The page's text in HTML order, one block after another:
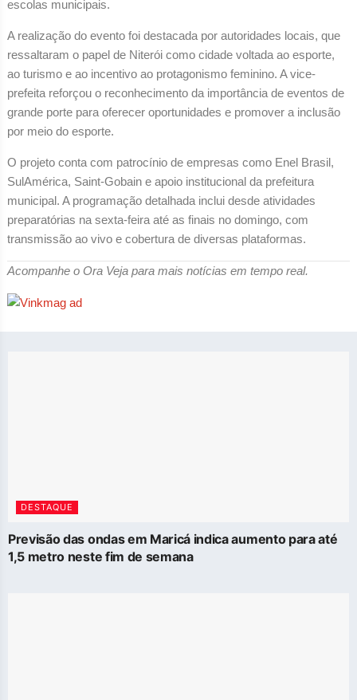
escolas municipais.
A realização do evento foi destacada por autoridades locais, que
ressaltaram o papel de Niterói como cidade voltada ao esporte,
ao turismo e ao incentivo ao protagonismo feminino. A vice-
prefeita reforçou o reconhecimento da importância de eventos de
grande porte para oferecer oportunidades e promover a inclusão
por meio do esporte.
O projeto conta com patrocínio de empresas como Enel Brasil,
SulAmérica, Saint-Gobain e apoio institucional da prefeitura
municipal. A programação detalhada inclui desde atividades
preparatórias na sexta-feira até as finais no domingo, com
transmissão ao vivo e cobertura de diversas plataformas.
Acompanhe o Ora Veja para mais notícias em tempo real.
DESTAQUE
Previsão das ondas em Maricá indica aumento para até
1,5 metro neste fim de semana